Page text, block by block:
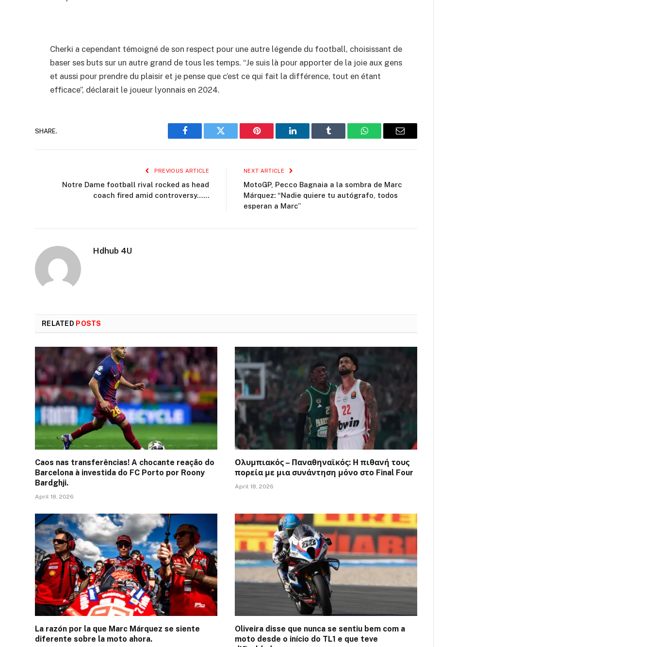
Cherki a cependant témoigné de son respect pour une autre légende du football, choisissant de
baser ses buts sur un autre grand de tous les temps. “Je suis là pour apporter de la joie aux gens
et aussi pour prendre du plaisir et je pense que c’est ce qui fait la différence, tout en étant
efficace”, déclarait le joueur lyonnais en 2024.
SHARE.
Facebook Twitter Pinterest LinkedIn Tumblr WhatsAppEmail
PREVIOUS ARTICLE
Notre Dame football rival rocked as head
coach fired amid controversy……
NEXT ARTICLE
MotoGP, Pecco Bagnaia a la sombra de Marc
Márquez: “Nadie quiere tu autógrafo, todos
esperan a Marc”
Hdhub 4U
RELATED POSTS
Caos nas transferências! A chocante reação do
Barcelona à investida do FC Porto por Roony
Bardghji.
April 18, 2026
Ολυμπιακός – Παναθηναϊκός: Η πιθανή τους
πορεία με μια συνάντηση μόνο στο Final Four
April 18, 2026
La razón por la que Marc Márquez se siente
diferente sobre la moto ahora.
Oliveira disse que nunca se sentiu bem com a
moto desde o início do TL1 e que teve